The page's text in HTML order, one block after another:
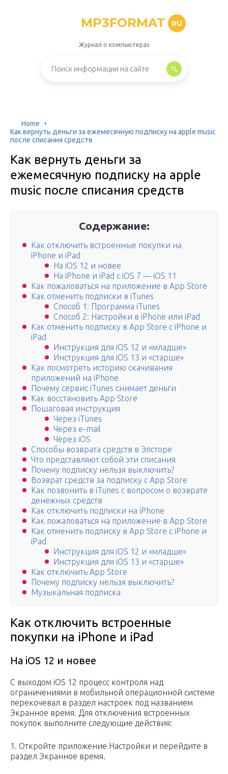
MP3FORMAT RU
Журнал о компьютерах
Home
Как вернуть деньги за ежемесячную подписку на apple music
после списания средств
Как вернуть деньги за
ежемесячную подписку на apple
music после списания средств
Содержание:
Как отключить встроенные покупки на
iPhone и iPad
На iOS 12 и новее
На iPhone и iPad c iOS 7 — iOS 11
Как пожаловаться на приложение в App Store
Как отменить подписки в iTunes
Способ 1: Программа iTunes
Способ 2: Настройки в iPhone или iPad
Как отменить подписку в App Store с iPhone и
iPad
Инструкция для iOS 12 и «младше»
Инструкция для iOS 13 и «старше»
Как посмотреть историю скачивания
приложений на iPhone
Почему сервис iTunes снимает деньги
Как восстановить App Store
Пошаговая инструкция
Через iTunes
Через e-mail
Через iOS
Способы возврата средств в Эпсторе
Что представляют собой эти списания
Почему подписку нельзя выключить?
Возврат средств за подписку с App Store
Как позвонить в iTunes с вопросом о возврате
денежных средств
Как отключить подписки на iPhone
Как пожаловаться на приложение в App Store
Как отменить подписку в App Store с iPhone и
iPad
Инструкция для iOS 12 и «младше»
Инструкция для iOS 13 и «старше»
Как отключить App Store
Почему подписку нельзя выключить?
Музыкальная подписка
Как отключить встроенные
покупки на iPhone и iPad
На iOS 12 и новее
С выходом iOS 12 процесс контроля над
ограничениями в мобильной операционной системе
перекочевал в раздел настроек под названием
Экранное время. Для отключения встроенных
покупок выполните следующие действия:
1. Откройте приложение Настройки и перейдите в
раздел Экранное время.